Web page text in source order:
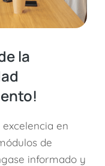
la
en
de
informado y